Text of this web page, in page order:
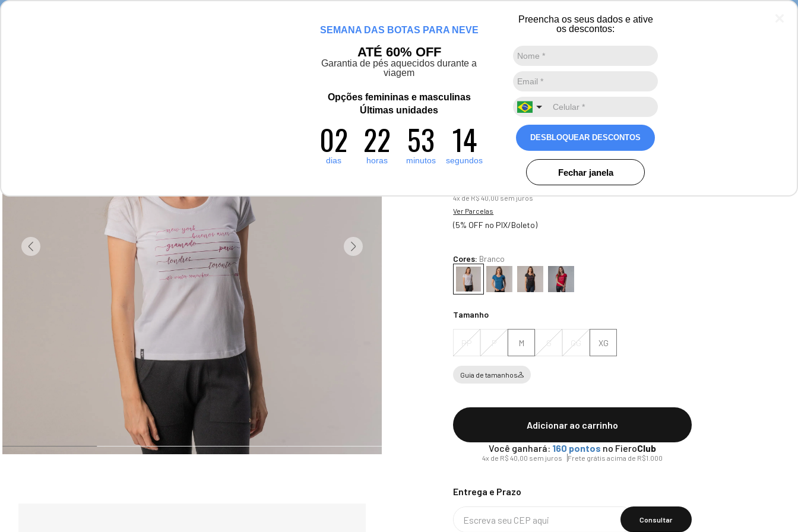
SEMANA DAS BOTAS PARA NEVE
ATÉ 60% OFF
Garantia de pés aquecidos durante a
viagem
Opções femininas e masculinas
Últimas unidades
02
dias 22
horas 53
minutos 13
segundos
Preencha os seus dados e ative
os descontos:
DESBLOQUEAR DESCONTOS
Fechar janela
Promoções Destaques Sobre nós
Camiseta Feminina Baby Look Manga
curta Winter Destinations
R$
4x deR$40,00sem juros
Ver Parcelas
(5% OFF no PIX/Boleto)
Cores: Branco
Tamanho
PP P M G GG XG
Guia de tamanhos
Adicionar ao carrinho
Você ganhará: 160 pontos no FieroClub
4x de R$ 40,00 sem juros Frete grátis acima de R$1.000
Frete
Termos mais buscados
2ºpantufa
grenoble
bota forrada